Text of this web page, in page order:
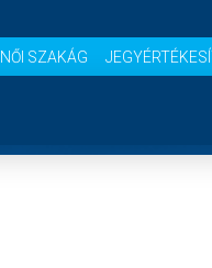
NŐI SZAKÁG